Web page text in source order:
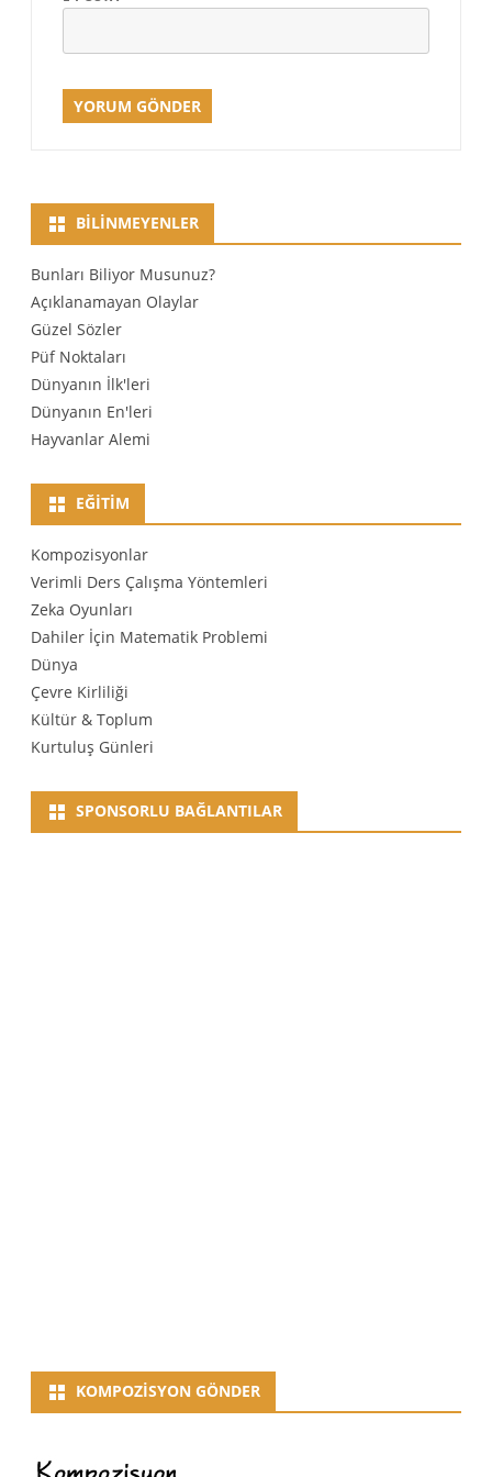
BILINMEYENLER
Bunları Biliyor Musunuz?
Açıklanamayan Olaylar
Güzel Sözler
Püf Noktaları
Dünyanın İlk'leri
Dünyanın En'leri
Hayvanlar Alemi
EĞITIM
Kompozisyonlar
Verimli Ders Çalışma Yöntemleri
Zeka Oyunları
Dahiler İçin Matematik Problemi
Dünya
Çevre Kirliliği
Kültür & Toplum
Kurtuluş Günleri
SPONSORLU BAĞLANTILAR
KOMPOZISYON GÖNDER